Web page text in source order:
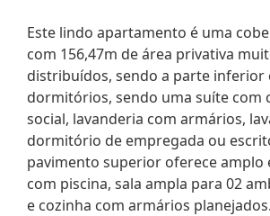
Este lindo apartamento é uma
com 156,47m de área privativa
distribuídos, sendo a parte inferior
dormitórios, sendo uma suíte com
social, lavanderia com armários,
dormitório de empregada ou
pavimento superior oferece amplo
com piscina, sala ampla para 02
e cozinha com armários planejados.